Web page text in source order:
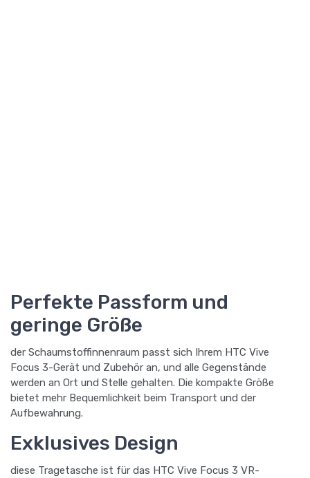
Perfekte Passform und
geringe Größe
der Schaumstoffinnenraum passt sich Ihrem HTC Vive
Focus 3-Gerät und Zubehör an, und alle Gegenstände
werden an Ort und Stelle gehalten. Die kompakte Größe
bietet mehr Bequemlichkeit beim Transport und der
Aufbewahrung.
Exklusives Design
diese Tragetasche ist für das HTC Vive Focus 3 VR-